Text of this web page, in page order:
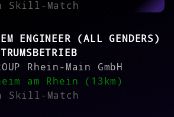
Skill-Match
ENGINEER (ALL GENDERS)
Rhein-Main GmbH
am Rhein (13km)
Skill-Match